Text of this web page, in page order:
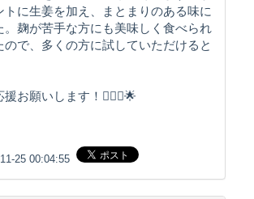
トに生姜を加え、まとまりのある味に
。麹が苦手な方にも美味しく食べられ
ので、多くの方に試していただけると
お願いします！🙇🏻‍♀️🌟
25 00:04:55